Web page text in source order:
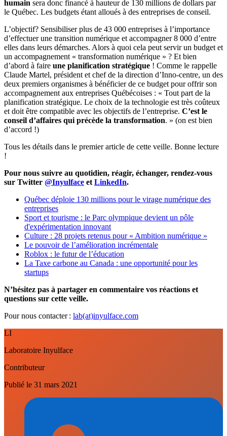
humain sera donc financé à hauteur de 130 millions de dollars par
le Québec. Les budgets étant alloués à des entreprises de conseil.
L’objectif? Sensibiliser plus de 43 000 entreprises à l’importance
d’effectuer une transition numérique et accompagner 8 000 d’entre
elles dans leurs démarches. Alors à quoi cela peut servir un budget et
un accompagnement « transformation numérique » ? Et bien
d’abord à faire une planification stratégique ! Comme le rappelle
Claude Martel, président et chef de la direction d’Inno-centre, un des
deux premiers organismes à bénéficier de ce budget pour offrir son
accompagnement aux entreprises Québécoises : « Tout part de la
planification stratégique. Le choix de la technologie est très coûteux
et doit être compatible avec les objectifs de l’entreprise. C’est le
conseil d’affaires qui précède la transformation. » (on est bien
d’accord !)
Tous les détails dans le premier article de cette veille. Bonne lecture
!
Pour nous suivre au quotidien, réagir, échanger, rendez-vous
sur Twitter @Inyulface et LinkedIn.
Québec déploie 130 millions pour le virage numérique des
entreprises
Sport et tourisme : le Parc olympique devient un pôle
d'expérimentation innovant
Culture : 28 projets retenus pour « Ambition numérique »
Le pouvoir de l’amélioration incrémentale
Roblox : le futur de l’éducation
La Taxe carbone au Canada : une opportunité pour les
startups
N’hésitez pas à partager en commentaire vos réactions et
questions sur cette veille.
Pour nous contacter : lab(at)inyulface.com
LI
Laboratoire Inyulface
Contributeur
Publié le 31 mars 2021